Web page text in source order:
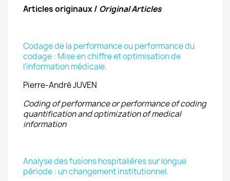
Articles originaux / Original Articles
Codage de la performance ou performance du
codage : Mise en chiffre et optimisation de
l’information médicale.
Pierre-André JUVEN
Coding of performance or performance of coding
quantification and optimization of medical
information
Analyse des fusions hospitalières sur longue
période : un changement institutionnel.